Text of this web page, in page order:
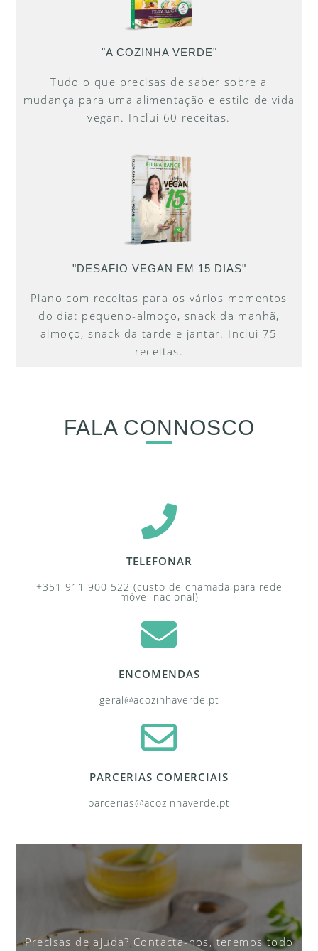
"A COZINHA VERDE"
Tudo o que precisas de saber sobre a
mudança para uma alimentação e estilo de vida
vegan. Inclui 60 receitas.
"DESAFIO VEGAN EM 15 DIAS"
Plano com receitas para os vários momentos
do dia: pequeno-almoço, snack da manhã,
almoço, snack da tarde e jantar. Inclui 75
receitas.
FALA CONNOSCO
TELEFONAR
+351 911 900 522 (custo de chamada para rede
móvel nacional)
ENCOMENDAS
geral@acozinhaverde.pt
PARCERIAS COMERCIAIS
parcerias@acozinhaverde.pt
Precisas de ajuda? Contacta-nos, teremos todo